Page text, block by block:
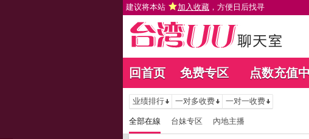
建议将本站 加入收藏 ，方便日后找寻
回首页 免费专区 点数充值
业绩排行 一对多收费 一对一收费
全部在線 台妹专区 內地主播